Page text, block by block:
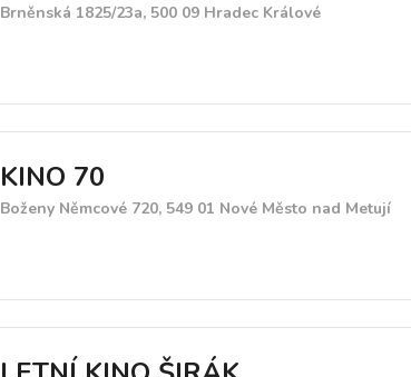
Brněnská 1825/23a, 500 09 Hradec Králové
KINO 70
Boženy Němcové 720, 549 01 Nové Město nad Metují